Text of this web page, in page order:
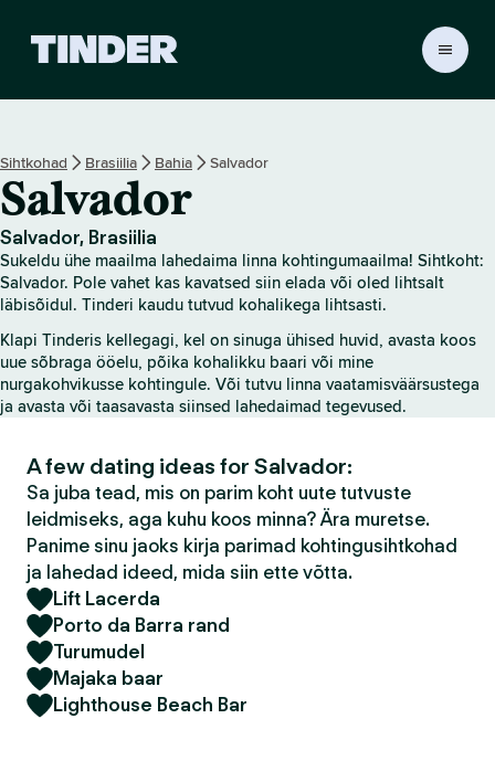
r
i
a
a
l
e
t
Sihtkohad Brasiilia Bahia Salvador
Salvador
Salvador, Brasiilia
Sukeldu ühe maailma lahedaima linna kohtingumaailma! Sihtkoht:
Salvador. Pole vahet kas kavatsed siin elada või oled lihtsalt
läbisõidul. Tinderi kaudu tutvud kohalikega lihtsasti.
Klapi Tinderis kellegagi, kel on sinuga ühised huvid, avasta koos
uue sõbraga ööelu, põika kohalikku baari või mine
nurgakohvikusse kohtingule. Või tutvu linna vaatamisväärsustega
ja avasta või taasavasta siinsed lahedaimad tegevused.
A few dating ideas for Salvador:
Sa juba tead, mis on parim koht uute tutvuste
leidmiseks, aga kuhu koos minna? Ära muretse.
Panime sinu jaoks kirja parimad kohtingusihtkohad
ja lahedad ideed, mida siin ette võtta.
Lift Lacerda
Porto da Barra rand
Turumudel
Majaka baar
Lighthouse Beach Bar